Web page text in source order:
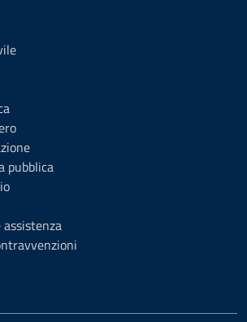
pubblica